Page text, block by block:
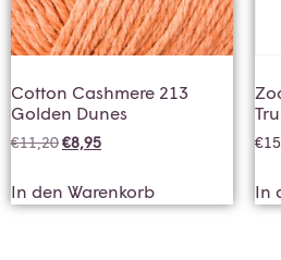
Cotton Cashmere 213
Golden Dunes
€11,20€8,95
In den Warenkorb
€
In